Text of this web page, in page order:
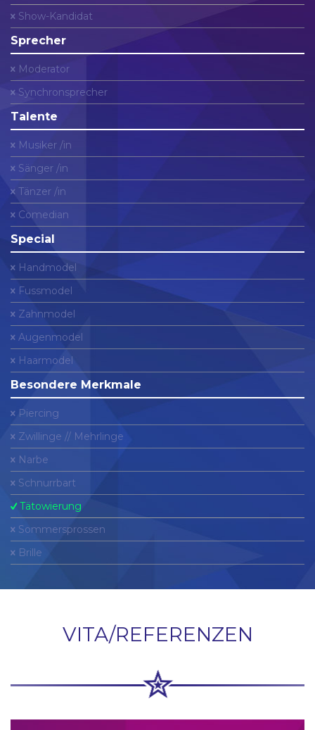
Show-Kandidat
Sprecher
Moderator
Synchronsprecher
Talente
Musiker /in
Sänger /in
Tänzer /in
Comedian
Special
Handmodel
Fussmodel
Zahnmodel
Augenmodel
Haarmodel
Besondere Merkmale
Piercing
Zwillinge // Mehrlinge
Narbe
Schnurrbart
Tätowierung
Sommersprossen
Brille
VITA/REFERENZEN